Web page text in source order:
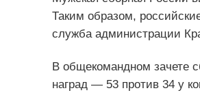
Таким образом,
служба администрации
В общекомандном зачете
наград — 53 против 34 у